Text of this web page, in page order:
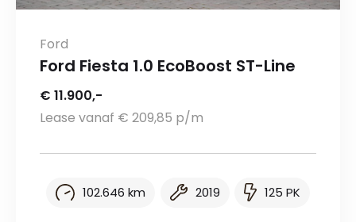
Ford
Ford Fiesta 1.0 EcoBoost ST-Line
€ 11.900,-
Lease vanaf € 209,85 p/m
102.646 km 2019 125 PK